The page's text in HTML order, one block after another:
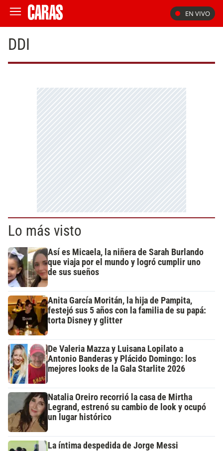
EN VIVO
DDI
Lo más visto
Así es Micaela, la niñera de Sarah Burlando
que viaja por el mundo y logró cumplir uno
de sus sueños
Anita García Moritán, la hija de Pampita,
festejó sus 5 años con la familia de su papá:
torta Disney y glitter
De Valeria Mazza y Luisana Lopilato a
Antonio Banderas y Plácido Domingo: los
mejores looks de la Gala Starlite 2026
Natalia Oreiro recorrió la casa de Mirtha
Legrand, estrenó su cambio de look y ocupó
un lugar histórico
La íntima despedida de Jorge Messi